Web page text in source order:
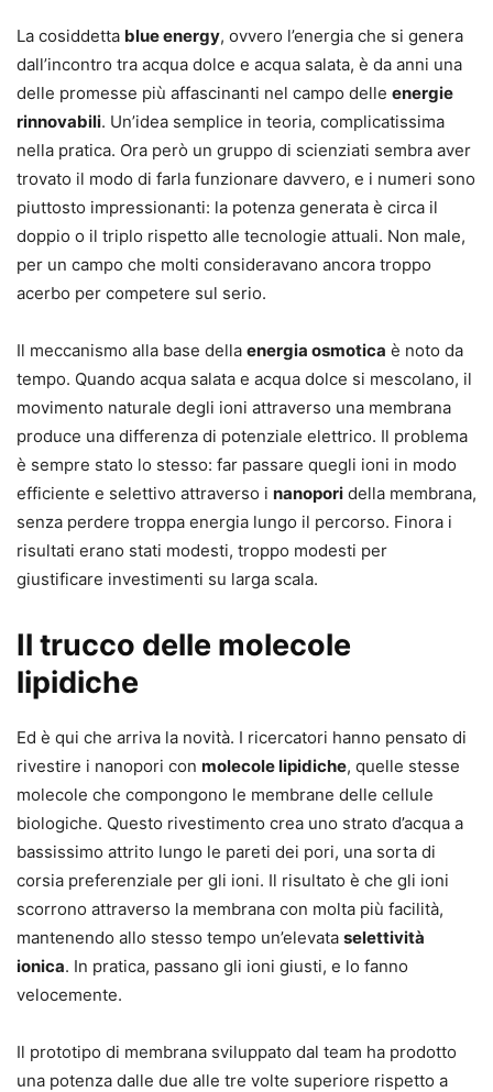
La cosiddetta blue energy, ovvero l’energia che si genera
dall’incontro tra acqua dolce e acqua salata, è da anni una
delle promesse più affascinanti nel campo delle energie
rinnovabili. Un’idea semplice in teoria, complicatissima
nella pratica. Ora però un gruppo di scienziati sembra aver
trovato il modo di farla funzionare davvero, e i numeri sono
piuttosto impressionanti: la potenza generata è circa il
doppio o il triplo rispetto alle tecnologie attuali. Non male,
per un campo che molti consideravano ancora troppo
acerbo per competere sul serio.
Il meccanismo alla base della energia osmotica è noto da
tempo. Quando acqua salata e acqua dolce si mescolano, il
movimento naturale degli ioni attraverso una membrana
produce una differenza di potenziale elettrico. Il problema
è sempre stato lo stesso: far passare quegli ioni in modo
efficiente e selettivo attraverso i nanopori della membrana,
senza perdere troppa energia lungo il percorso. Finora i
risultati erano stati modesti, troppo modesti per
giustificare investimenti su larga scala.
Il trucco delle molecole
lipidiche
Ed è qui che arriva la novità. I ricercatori hanno pensato di
rivestire i nanopori con molecole lipidiche, quelle stesse
molecole che compongono le membrane delle cellule
biologiche. Questo rivestimento crea uno strato d’acqua a
bassissimo attrito lungo le pareti dei pori, una sorta di
corsia preferenziale per gli ioni. Il risultato è che gli ioni
scorrono attraverso la membrana con molta più facilità,
mantenendo allo stesso tempo un’elevata selettività
ionica. In pratica, passano gli ioni giusti, e lo fanno
velocemente.
Il prototipo di membrana sviluppato dal team ha prodotto
una potenza dalle due alle tre volte superiore rispetto a